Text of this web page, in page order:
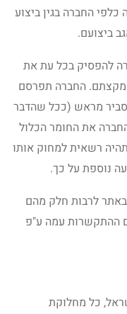
החברה בגין ביצוע
ביצועם.
להפסיק בכל עת את
מקצתם. החברה תפרסם
מראש (ככל שהדבר
את החומר הכלול
רשאית למחוק אותו
נוספת על כך.
לרבות חלק מהם
ההתקשרות עמה ע"פ
כל מחלוקת